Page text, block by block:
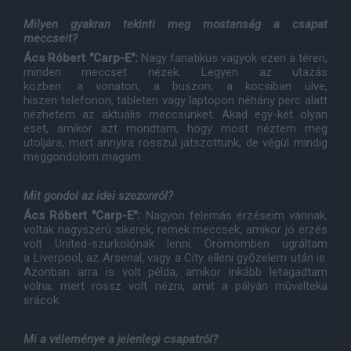
Milyen gyakran tekinti meg mostanság a csapat
meccseit?
Ács Róbert "Carp-E": Nagy fanatikus vagyok ezen a téren,
minden meccset nézek. Legyen az utazás
közben: a vonaton, a buszon, a kocsiban ülve,
hiszen telefonon, tableten vagy laptopon néhány perc alatt
nézhetem az aktuális meccsünket. Akad egy-két olyan
eset, amikor azt mondtam, hogy most néztem meg
utoljára, mert annyira rosszul játszottunk, de végül mindig
meggondolom magam.
Mit gondol az idei szezonról?
Ács Róbert "Carp-E": Nagyon felemás érzéseim vannak,
voltak nagyszerû sikerek, remek meccsek, amikor jó érzés
volt United-szurkolónak lenni. Örömömben ugráltam
a Liverpool, az Arsenal, vagy a City elleni gyõzelem után is.
Azonban arra is volt példa, amikor inkább letagadtam
volna, mert rossz volt nézni, amit a pályán mûvelteka
srácok.
Mi a véleménye a jelenlegi csapatról?